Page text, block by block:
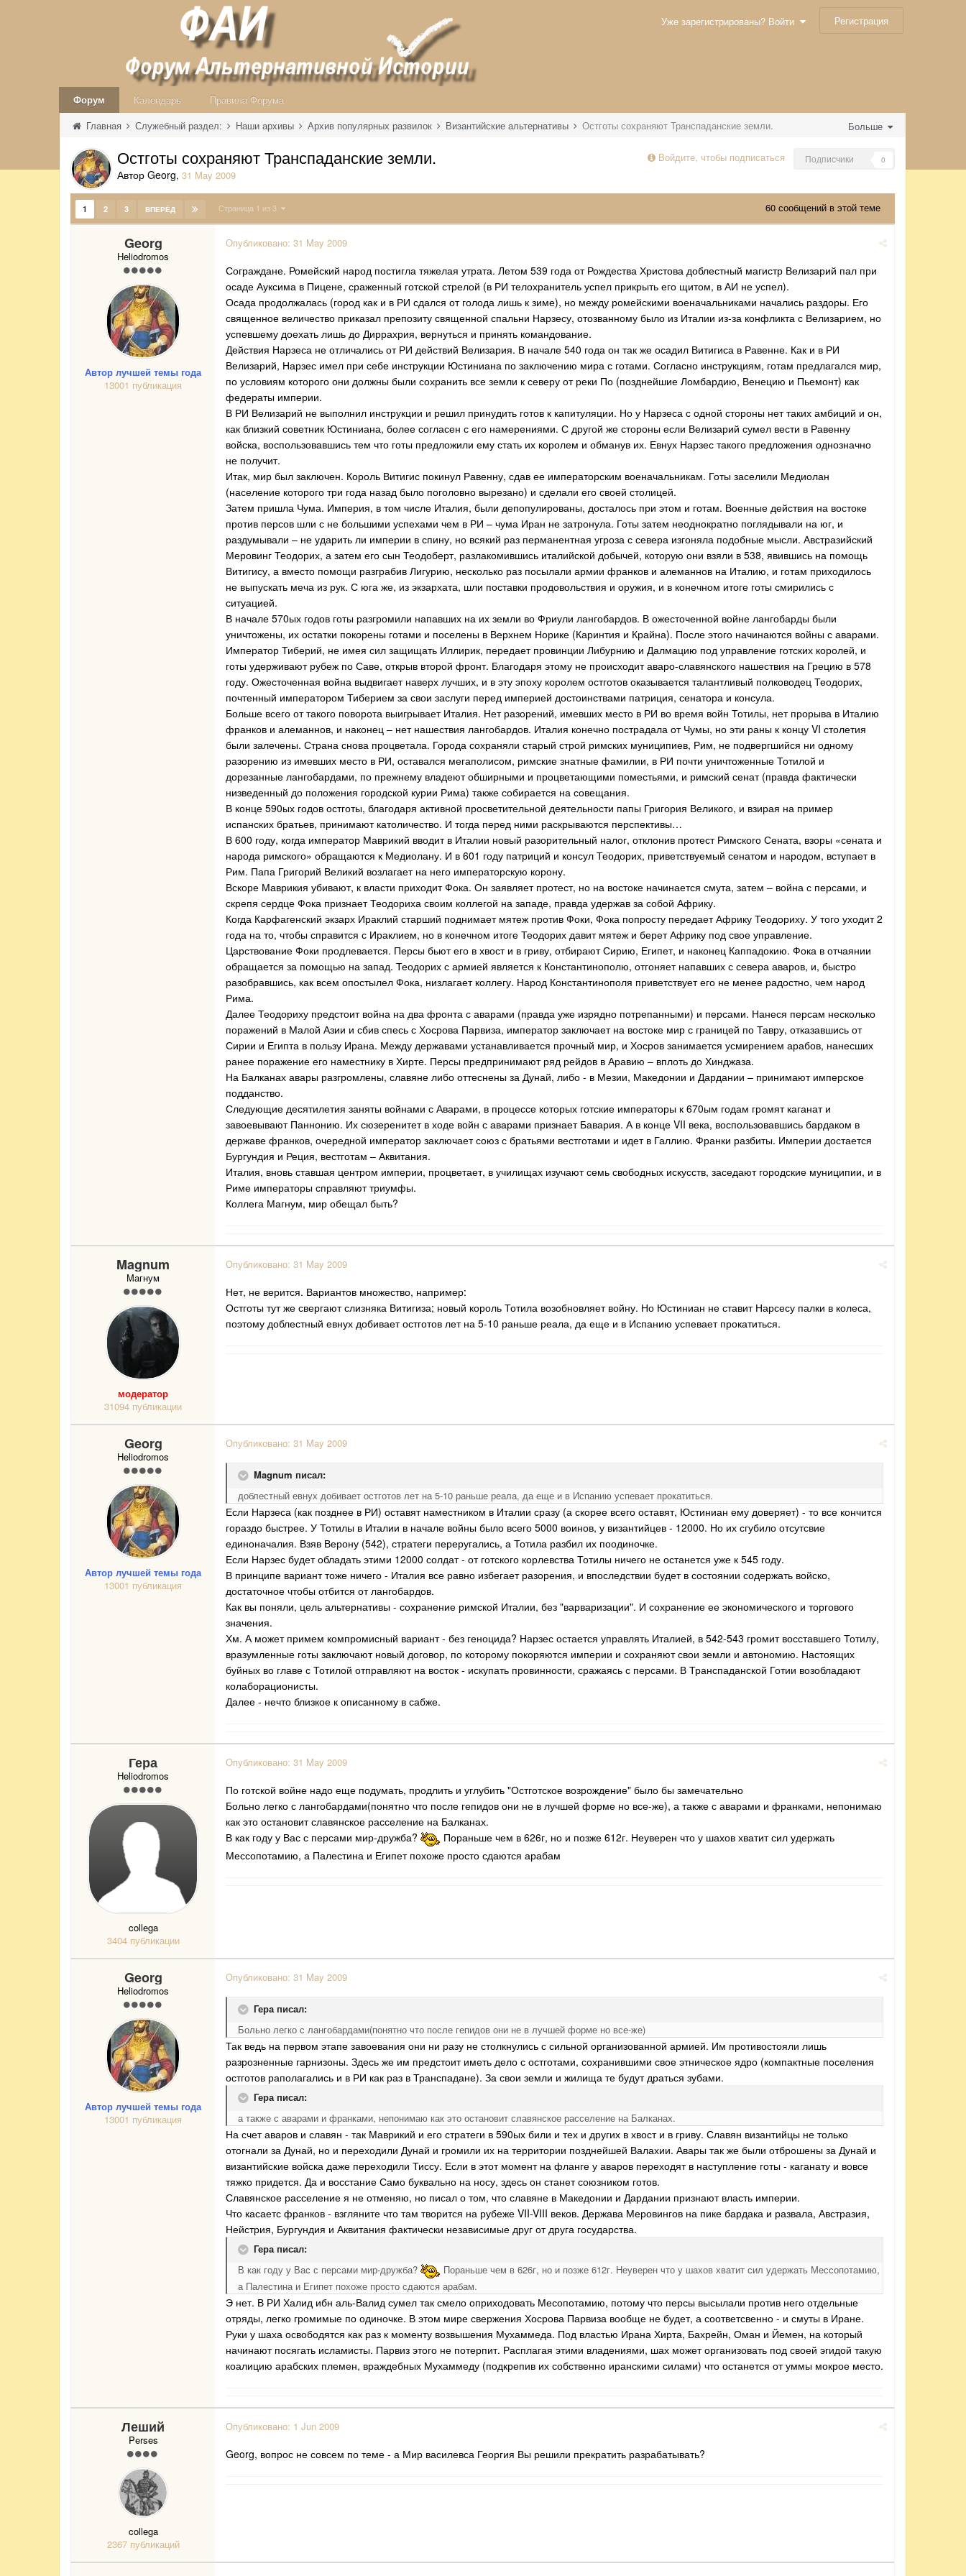
Уже зарегистрированы? Войти Регистрация
Форум Календарь
Правила Форума
Больше
Главная Служебный раздел: Наши архивы Архив популярных развилок Византийские альтернативы Остготы сохраняют Транспаданские земли.
Войдите, чтобы подписаться Подписчики 0
Остготы сохраняют Транспаданские земли.
Автор Georg,31 May 2009
60 сообщений в этой теме
1 2 3 ВПЕРЁД Страница 1 из 3
Georg
Heliodromos
Автор лучшей темы года
13001 публикация
Опубликовано:31 May 2009
Сограждане. Ромейский народ постигла тяжелая утрата. Летом 539 года от Рождества Христова доблестный магистр Велизарий пал при
осаде Ауксима в Пицене, сраженный готской стрелой (в РИ телохранитель успел прикрыть его щитом, в АИ не успел).
Осада продолжалась (город как и в РИ сдался от голода лишь к зиме), но между ромейскими военачальниками начались раздоры. Его
священное величество приказал препозиту священной спальни Нарзесу, отозванному было из Италии из-за конфликта с Велизарием, но
успевшему доехать лишь до Диррахрия, вернуться и принять командование.
Действия Нарзеса не отличались от РИ действий Велизария. В начале 540 года он так же осадил Витигиса в Равенне. Как и в РИ
Велизарий, Нарзес имел при себе инструкции Юстиниана по заключению мира с готами. Согласно инструкциям, готам предлагался мир,
по условиям которого они должны были сохранить все земли к северу от реки По (позднейшие Ломбардию, Венецию и Пьемонт) как
федераты империи.
В РИ Велизарий не выполнил инструкции и решил принудить готов к капитуляции. Но у Нарзеса с одной стороны нет таких амбиций и он,
как близкий советник Юстиниана, более согласен с его намерениями. С другой же стороны если Велизарий сумел вести в Равенну
войска, воспользовавшись тем что готы предложили ему стать их королем и обманув их. Евнух Нарзес такого предложения однозначно
не получит.
Итак, мир был заключен. Король Витигис покинул Равенну, сдав ее императорским военачальникам. Готы заселили Медиолан
(население которого три года назад было поголовно вырезано) и сделали его своей столицей.
Затем пришла Чума. Империя, в том числе Италия, были депопулированы, досталось при этом и готам. Военные действия на востоке
против персов шли с не большими успехами чем в РИ – чума Иран не затронула. Готы затем неоднократно поглядывали на юг, и
раздумывали – не ударить ли империи в спину, но всякий раз перманентная угроза с севера изгоняла подобные мысли. Австразийский
Меровинг Теодорих, а затем его сын Теодоберт, разлакомившись италийской добычей, которую они взяли в 538, явившись на помощь
Витигису, а вместо помощи разграбив Лигурию, несколько раз посылали армии франков и алеманнов на Италию, и готам приходилось
не выпускать меча из рук. С юга же, из экзархата, шли поставки продовольствия и оружия, и в конечном итоге готы смирились с
ситуацией.
В начале 570ых годов готы разгромили напавших на их земли во Фриули лангобардов. В ожесточенной войне лангобарды были
уничтожены, их остатки покорены готами и поселены в Верхнем Норике (Каринтия и Крайна). После этого начинаются войны с аварами.
Император Тиберий, не имея сил защищать Иллирик, передает провинции Либурнию и Далмацию под управление готских королей, и
готы удерживают рубеж по Саве, открыв второй фронт. Благодаря этому не происходит аваро-славянского нашествия на Грецию в 578
году. Ожесточенная война выдвигает наверх лучших, и в эту эпоху королем остготов оказывается талантливый полководец Теодорих,
почтенный императором Тиберием за свои заслуги перед империей достоинствами патриция, сенатора и консула.
Больше всего от такого поворота выигрывает Италия. Нет разорений, имевших место в РИ во время войн Тотилы, нет прорыва в Италию
франков и алеманнов, и наконец – нет нашествия лангобардов. Италия конечно пострадала от Чумы, но эти раны к концу VI столетия
были залечены. Страна снова процветала. Города сохраняли старый строй римских муниципиев, Рим, не подвергшийся ни одному
разорению из имевших место в РИ, оставался мегаполисом, римские знатные фамилии, в РИ почти уничтоженные Тотилой и
дорезанные лангобардами, по прежнему владеют обширными и процветающими поместьями, и римский сенат (правда фактически
низведенный до положения городской курии Рима) также собирается на совещания.
В конце 590ых годов остготы, благодаря активной просветительной деятельности папы Григория Великого, и взирая на пример
испанских братьев, принимают католичество. И тогда перед ними раскрываются перспективы…
В 600 году, когда император Маврикий вводит в Италии новый разорительный налог, отклонив протест Римского Сената, взоры «сената и
народа римского» обращаются к Медиолану. И в 601 году патриций и консул Теодорих, приветствуемый сенатом и народом, вступает в
Рим. Папа Григорий Великий возлагает на него императорскую корону.
Вскоре Маврикия убивают, к власти приходит Фока. Он заявляет протест, но на востоке начинается смута, затем – война с персами, и
скрепя сердце Фока признает Теодориха своим коллегой на западе, правда удержав за собой Африку.
Когда Карфагенский экзарх Ираклий старший поднимает мятеж против Фоки, Фока попросту передает Африку Теодориху. У того уходит 2
года на то, чтобы справится с Ираклием, но в конечном итоге Теодорих давит мятеж и берет Африку под свое управление.
Царствование Фоки продлевается. Персы бьют его в хвост и в гриву, отбирают Сирию, Египет, и наконец Каппадокию. Фока в отчаянии
обращается за помощью на запад. Теодорих с армией является к Константинополю, отгоняет напавших с севера аваров, и, быстро
разобравшись, как всем опостылел Фока, низлагает коллегу. Народ Константинополя приветствует его не менее радостно, чем народ
Рима.
Далее Теодориху предстоит война на два фронта с аварами (правда уже изрядно потрепанными) и персами. Нанеся персам несколько
поражений в Малой Азии и сбив спесь с Хосрова Парвиза, император заключает на востоке мир с границей по Тавру, отказавшись от
Сирии и Египта в пользу Ирана. Между державами устанавливается прочный мир, и Хосров занимается усмирением арабов, нанесших
ранее поражение его наместнику в Хирте. Персы предпринимают ряд рейдов в Аравию – вплоть до Хинджаза.
На Балканах авары разгромлены, славяне либо оттеснены за Дунай, либо - в Мезии, Македонии и Дардании – принимают имперское
подданство.
Следующие десятилетия заняты войнами с Аварами, в процессе которых готские императоры к 670ым годам громят каганат и
завоевывают Паннонию. Их сюзеренитет в ходе войн с аварами признает Бавария. А в конце VII века, воспользовавшись бардаком в
державе франков, очередной император заключает союз с братьями вестготами и идет в Галлию. Франки разбиты. Империи достается
Бургундия и Реция, вестготам – Аквитания.
Италия, вновь ставшая центром империи, процветает, в училищах изучают семь свободных искусств, заседают городские муниципии, и в
Риме императоры справляют триумфы.
Коллега Магнум, мир обещал быть?
Magnum
Магнум
модератор
31094 публикации
Опубликовано:31 May 2009
Нет, не верится. Вариантов множество, например:
Остготы тут же свергают слизняка Витигиза; новый король Тотила возобновляет войну. Но Юстиниан не ставит Нарсесу палки в колеса,
поэтому доблестный евнух добивает остготов лет на 5-10 раньше реала, да еще и в Испанию успевает прокатиться.
Georg
Heliodromos
Автор лучшей темы года
13001 публикация
Опубликовано:31 May 2009
Magnum писал:
доблестный евнух добивает остготов лет на 5-10 раньше реала, да еще и в Испанию успевает прокатиться.
Если Нарзеса (как позднее в РИ) оставят наместником в Италии сразу (а скорее всего оставят, Юстиниан ему доверяет) - то все кончится
гораздо быстрее. У Тотилы в Италии в начале войны было всего 5000 воинов, у византийцев - 12000. Но их сгубило отсутсвие
единоначалия. Взяв Верону (542), стратеги переругались, а Тотила разбил их поодиночке.
Если Нарзес будет обладать этими 12000 солдат - от готского корлевства Тотилы ничего не останется уже к 545 году.
В принципе вариант тоже ничего - Италия все равно избегает разорения, и впоследствии будет в состоянии содержать войско,
достаточное чтобы отбится от лангобардов.
Как вы поняли, цель альтернативы - сохранение римской Италии, без "варваризации". И сохранение ее экономического и торгового
значения.
Хм. А может примем компромисный вариант - без геноцида? Нарзес остается управлять Италией, в 542-543 громит восставшего Тотилу,
вразумленные готы заключают новый договор, по которому покоряются империи и сохраняют свои земли и автономию. Настоящих
буйных во главе с Тотилой отправляют на восток - искупать провинности, сражаясь с персами. В Транспаданской Готии возобладают
колаборационисты.
Далее - нечто близкое к описанному в сабже.
Гера
Heliodromos
collega
3404 публикации
Опубликовано:31 May 2009
По готской войне надо еще подумать, продлить и углубить "Остготское возрождение" было бы замечательно
Больно легко с лангобардами(понятно что после гепидов они не в лучшей форме но все-же), а также с аварами и франками, непонимаю
как это остановит славянское расселение на Балканах.
В как году у Вас с персами мир-дружба?
Пораньше чем в 626г, но и позже 612г. Неуверен что у шахов хватит сил удержать
Мессопотамию, а Палестина и Египет похоже просто сдаются арабам
Georg
Heliodromos
Автор лучшей темы года
13001 публикация
Опубликовано:31 May 2009
Гера писал:
Больно легко с лангобардами(понятно что после гепидов они не в лучшей форме но все-же)
Так ведь на первом этапе завоевания они ни разу не столкнулись с сильной организованной армией. Им противостояли лишь
разрозненные гарнизоны. Здесь же им предстоит иметь дело с остготами, сохранившими свое этническое ядро (компактные поселения
остготов раполагались и в РИ как раз в Транспадане). За свои земли и жилища те будут драться зубами.
Гера писал:
а также с аварами и франками, непонимаю как это остановит славянское расселение на Балканах.
На счет аваров и славян - так Маврикий и его стратеги в 590ых били и тех и других в хвост и в гриву. Славян византийцы не только
отогнали за Дунай, но и переходили Дунай и громили их на территории позднейшей Валахии. Авары так же были отброшены за Дунай и
византийские войска даже переходили Тиссу. Если в этот момент на фланге у аваров переходят в наступление готы - каганату и вовсе
тяжко придется. Да и восстание Само буквально на носу, здесь он станет союзником готов.
Славянское расселение я не отменяю, но писал о том, что славяне в Македонии и Дардании признают власть империи.
Что касаетс франков - взгляните что там творится на рубеже VII-VIII веков. Держава Меровингов на пике бардака и развала, Австразия,
Нейстрия, Бургундия и Аквитания фактически независимые друг от друга государства.
Гера писал:
В как году у Вас с персами мир-дружба?
Пораньше чем в 626г, но и позже 612г. Неуверен что у шахов хватит сил удержать Мессопотамию,
а Палестина и Египет похоже просто сдаются арабам.
Э нет. В РИ Халид ибн аль-Валид сумел так смело оприходовать Месопотамию, потому что персы высылали против него отдельные
отряды, легко громимые по одиночке. В этом мире свержения Хосрова Парвиза вообще не будет, а соответсвенно - и смуты в Иране.
Руки у шаха освободятся как раз к моменту возвышения Мухаммеда. Под властью Ирана Хирта, Бахрейн, Оман и Йемен, на который
начинают посягать исламисты. Парвиз этого не потерпит. Расплагая этими владениями, шах может организовать под своей эгидой такую
коалицию арабских племен, враждебных Мухаммеду (подкрепив их собственно иранскими силами) что останется от уммы мокрое место.
Леший
Perses
collega
2367 публикаций
Опубликовано: 1 Jun 2009
Georg, вопрос не совсем по теме - а Мир василевса Георгия Вы решили прекратить разрабатывать?